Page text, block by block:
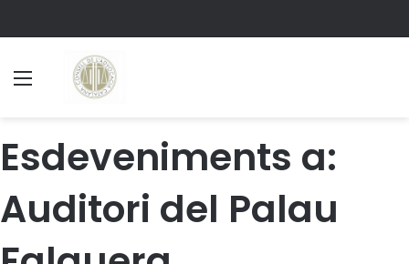
Esdeveniments a:
Auditori del Palau